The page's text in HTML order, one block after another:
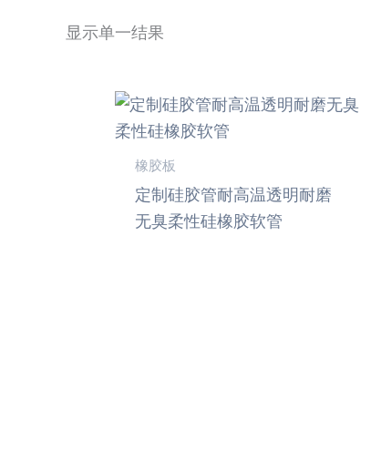
显示单一结果
橡胶板
定制硅胶管耐高温透明耐磨
无臭柔性硅橡胶软管